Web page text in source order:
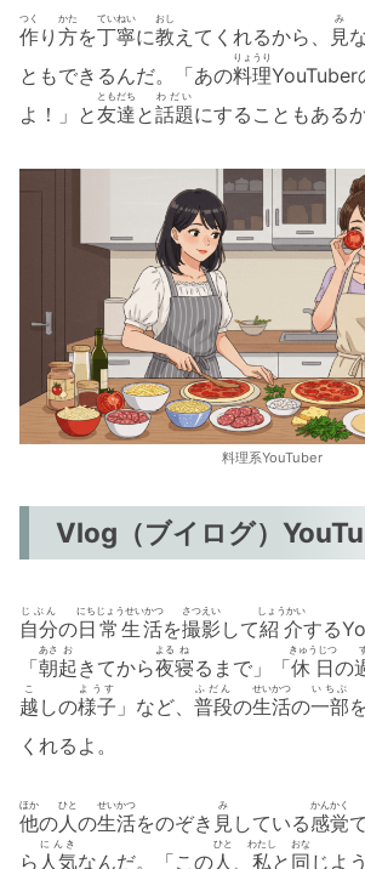
作
つく
り 方
かた
を丁寧
ていねい
に教
おし
えてくれるから、 見
み
ともできるんだ。「あの料理
りょうり
YouTuber
よ！」と友達
ともだち
と話題
わだい
にすることもあるか
料理系YouTuber
Vlog（ブイログ）
自分
じぶん
の日常生活
にちじょうせいかつ
を撮影
さつえい
して紹介
しょうかい
する
「朝
あさ
起
お
きてから夜
よる
寝
ね
るまで」「休日
きゅうじつ
の
越
こ
しの様子
ようす
」など、 普段
ふだん
の生活
せいかつ
の一部
いちぶ
くれるよ。
他
ほか
の人
ひと
の生活
せいかつ
をのぞき 見
み
している感覚
かんかく
ら 人気
にんき
なんだ。「この人
ひと
、 私
わたし
と 同
おな
じよ